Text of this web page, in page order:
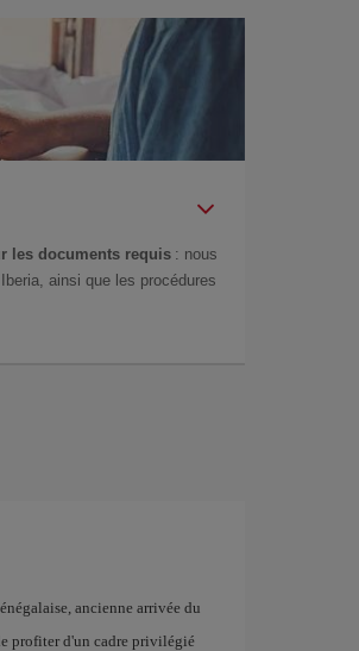
les documents requis : nous
ainsi que les procédures
ancienne arrivée du
profiter d'un cadre privilégié